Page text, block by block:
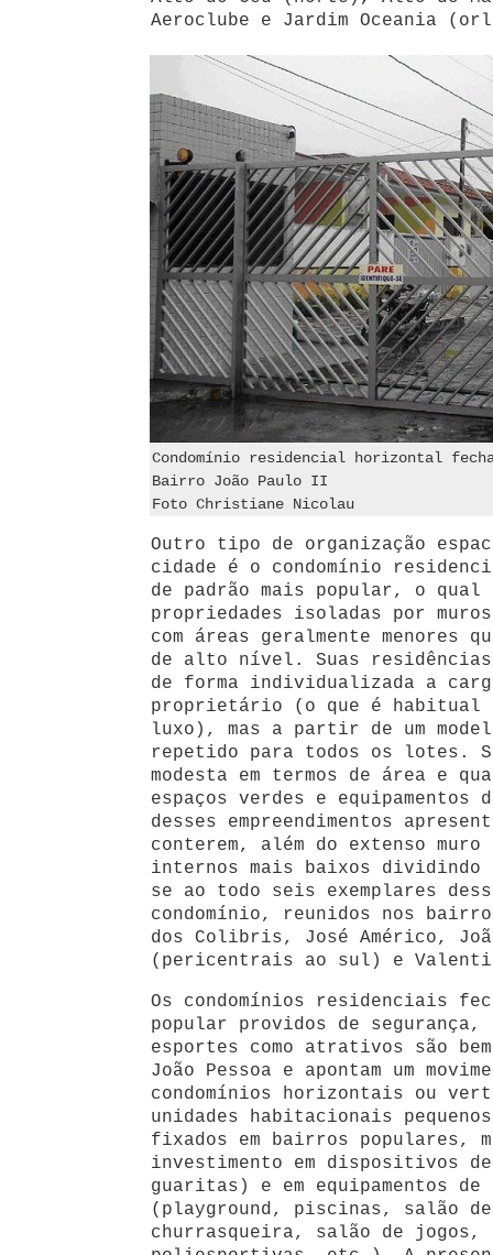
Aeroclube e Jardim Oceania
Condomínio residencial horizontal
Bairro João Paulo II
Foto Christiane Nicolau
Outro tipo de organização
cidade é o condomínio
de padrão mais popular, o qual
propriedades isoladas por
com áreas geralmente menores
de alto nível. Suas residências
de forma individualizada a
proprietário (o que é habitual
luxo), mas a partir de um
repetido para todos os lotes.
modesta em termos de área e
espaços verdes e equipamentos
desses empreendimentos
conterem, além do extenso
internos mais baixos dividindo
se ao todo seis exemplares
condomínio, reunidos nos
dos Colibris, José Américo,
(pericentrais ao sul) e
Os condomínios residenciais
popular providos de
esportes como atrativos são
João Pessoa e apontam um
condomínios horizontais ou
unidades habitacionais
fixados em bairros populares,
investimento em dispositivos
guaritas) e em equipamentos
(playground, piscinas, salão
churrasqueira, salão de jogos,